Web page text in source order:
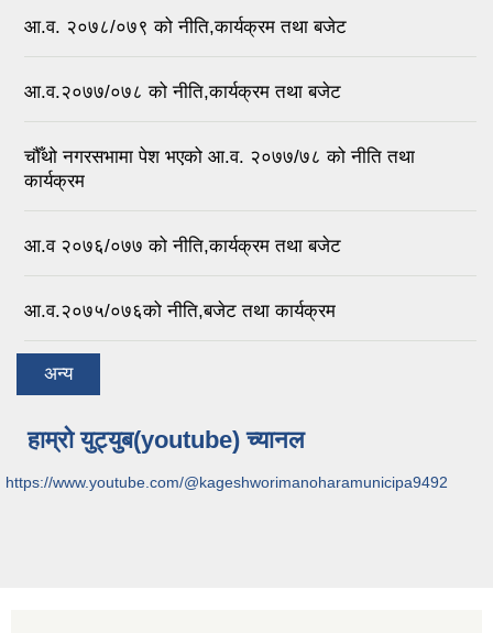
आ.व. २०७८/०७९ को नीति,कार्यक्रम तथा बजेट
आ.व.२०७७/०७८ को नीति,कार्यक्रम तथा बजेट
चौँथो नगरसभामा पेश भएको आ.व. २०७७/७८ को नीति तथा
कार्यक्रम
आ.व २०७६/०७७ को नीति,कार्यक्रम तथा बजेट
आ.व.२०७५/०७६को नीति,बजेट तथा कार्यक्रम
अन्य
हाम्रो युट्युब(youtube) च्यानल
https://www.youtube.com/@kageshworimanoharamunicipa9492